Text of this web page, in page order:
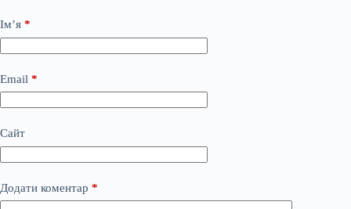
Ім’я *
Email *
Сайт
Додати коментар *